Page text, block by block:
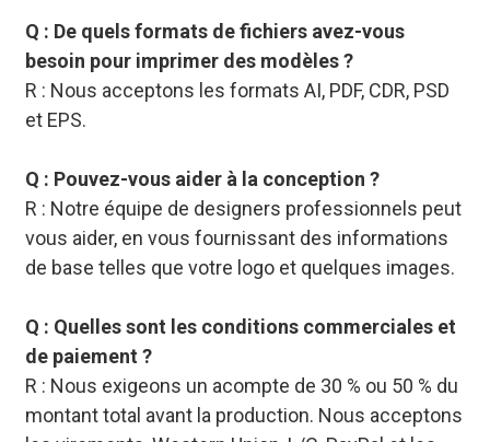
Q : De quels formats de fichiers avez-vous
besoin pour imprimer des modèles ?
R : Nous acceptons les formats AI, PDF, CDR, PSD
et EPS.
Q : Pouvez-vous aider à la conception ?
R : Notre équipe de designers professionnels peut
vous aider, en vous fournissant des informations
de base telles que votre logo et quelques images.
Q : Quelles sont les conditions commerciales et
de paiement ?
R : Nous exigeons un acompte de 30 % ou 50 % du
montant total avant la production. Nous acceptons